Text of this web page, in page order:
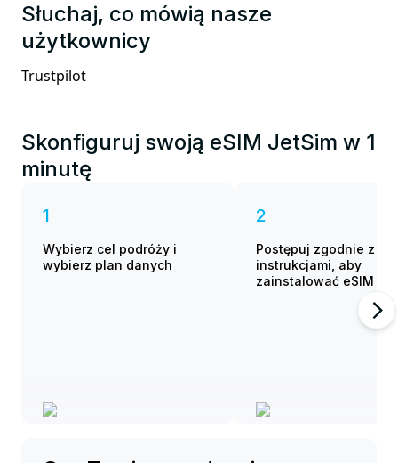
Słuchaj, co mówią nasze
użytkownicy
Trustpilot
Skonfiguruj swoją eSIM JetSim w 1
minutę
1
Wybierz cel podróży i
wybierz plan danych
2
Postępuj zgodnie z
instrukcjami, aby
zainstalować eSIM